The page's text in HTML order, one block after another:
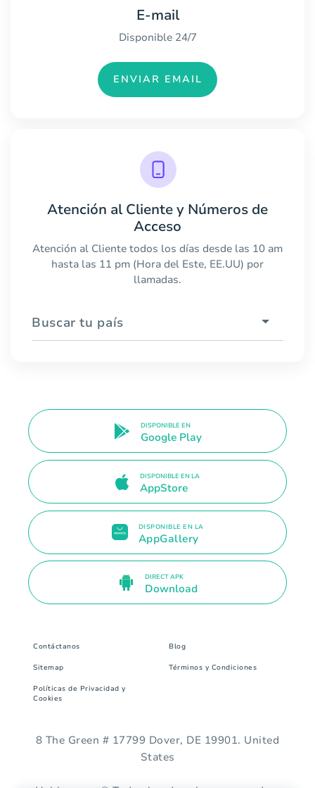
E-mail
Disponible 24/7
ENVIAR EMAIL
Atención al Cliente y Números de
Acceso
Atención al Cliente todos los días desde las 10 am
hasta las 11 pm (Hora del Este, EE.UU) por
llamadas.
Buscar tu país
DISPONIBLE EN
Google Play
DISPONIBLE EN LA
AppStore
DISPONIBLE EN LA
AppGallery
DIRECT APK
Download
Contáctanos Blog
Sitemap Términos y Condiciones
Políticas de Privacidad y
Cookies
8 The Green # 17799 Dover, DE 19901. United
States